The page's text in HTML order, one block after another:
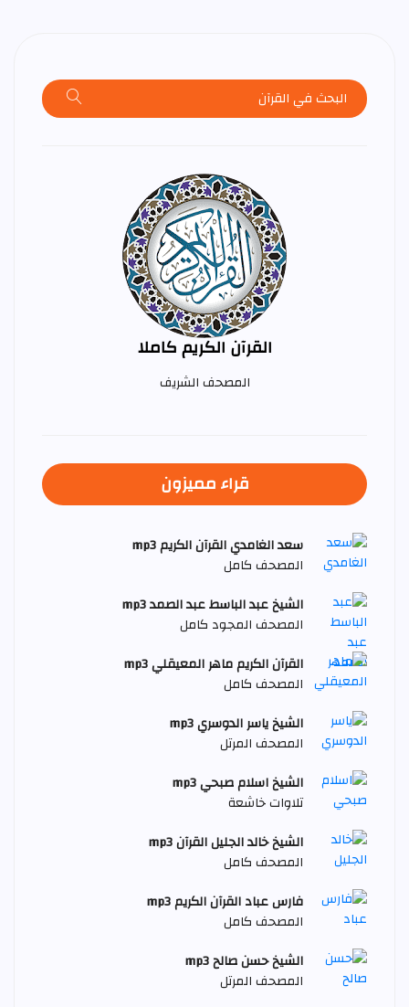
القرآن الكريم كاملا
المصحف الشريف
قراء مميزون
سعد الغامدي القرآن الكريم mp3
المصحف كامل
الشيخ عبد الباسط عبد الصمد mp3
المصحف المجود كامل
القرآن الكريم ماهر المعيقلي mp3
المصحف كامل
الشيخ ياسر الدوسري mp3
المصحف المرتل
الشيخ اسلام صبحي mp3
تلاوات خاشعة
الشيخ خالد الجليل القرآن mp3
المصحف كامل
فارس عباد القرآن الكريم mp3
المصحف كامل
الشيخ حسن صالح mp3
المصحف المرتل